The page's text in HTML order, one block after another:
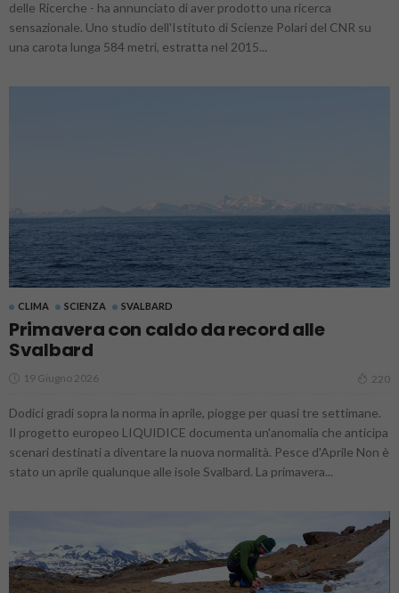
delle Ricerche - ha annunciato di aver prodotto una ricerca
sensazionale. Uno studio dell'Istituto di Scienze Polari del CNR su
una carota lunga 584 metri, estratta nel 2015...
CLIMA SCIENZA SVALBARD
Primavera con caldo da record alle
Svalbard
19 Giugno 2026 220
Dodici gradi sopra la norma in aprile, piogge per quasi tre settimane.
Il progetto europeo LIQUIDICE documenta un'anomalia che anticipa
scenari destinati a diventare la nuova normalità. Pesce d'Aprile Non è
stato un aprile qualunque alle isole Svalbard. La primavera...